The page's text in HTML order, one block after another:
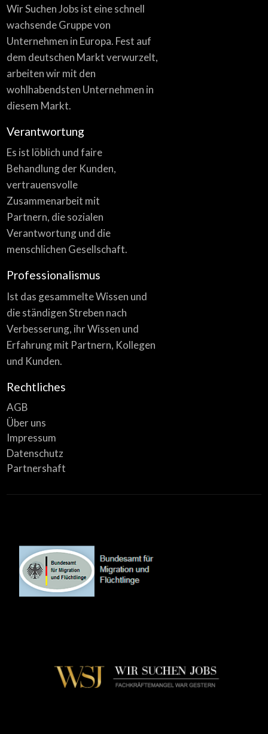
Wir Suchen Jobs ist eine schnell
wachsende Gruppe von
Unternehmen in Europa. Fest auf
dem deutschen Markt verwurzelt,
arbeiten wir mit den
wohlhabendsten Unternehmen in
diesem Markt.
Verantwortung
Es ist löblich und faire
Behandlung der Kunden,
vertrauensvolle
Zusammenarbeit mit
Partnern, die sozialen
Verantwortung und die
menschlichen Gesellschaft.
Professionalismus
Ist das gesammelte Wissen und
die ständigen Streben nach
Verbesserung, ihr Wissen und
Erfahrung mit Partnern, Kollegen
und Kunden.
Rechtliches
AGB
Über uns
Impressum
Datenschutz
Partnershaft